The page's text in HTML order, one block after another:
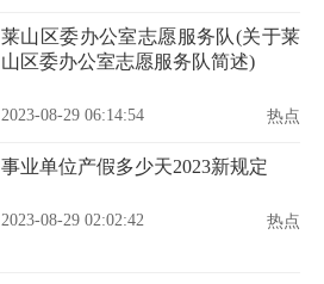
莱山区委办公室志愿服务队(关于莱
山区委办公室志愿服务队简述)
2023-08-29 06:14:54 热点
事业单位产假多少天2023新规定
2023-08-29 02:02:42 热点